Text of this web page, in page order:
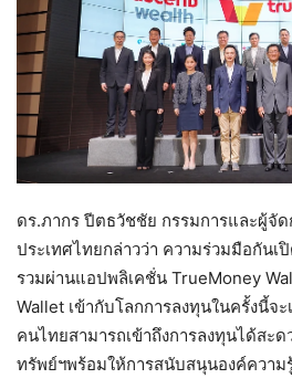
ดร.ภากร ปีตธวัชชัย กรรมการและผู้จั
ประเทศไทยกล่าวว่า ความร่วมมือกันเ
รวมผ่านแอปพลิเคชั่น TrueMoney
Wallet เข้ากับโลกการลงทุนในครั้งนี้จ
คนไทยสามารถเข้าถึงการลงทุนได้สะ
ทรัพย์ฯพร้อมให้การสนับสนุนองค์ความ